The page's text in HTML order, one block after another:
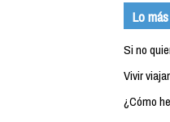
Lo
Si no
Vivir
¿Cómo